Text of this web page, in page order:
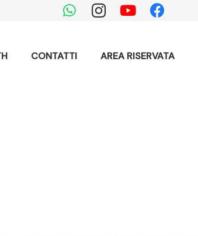
CONTATTI AREA RISERVATA